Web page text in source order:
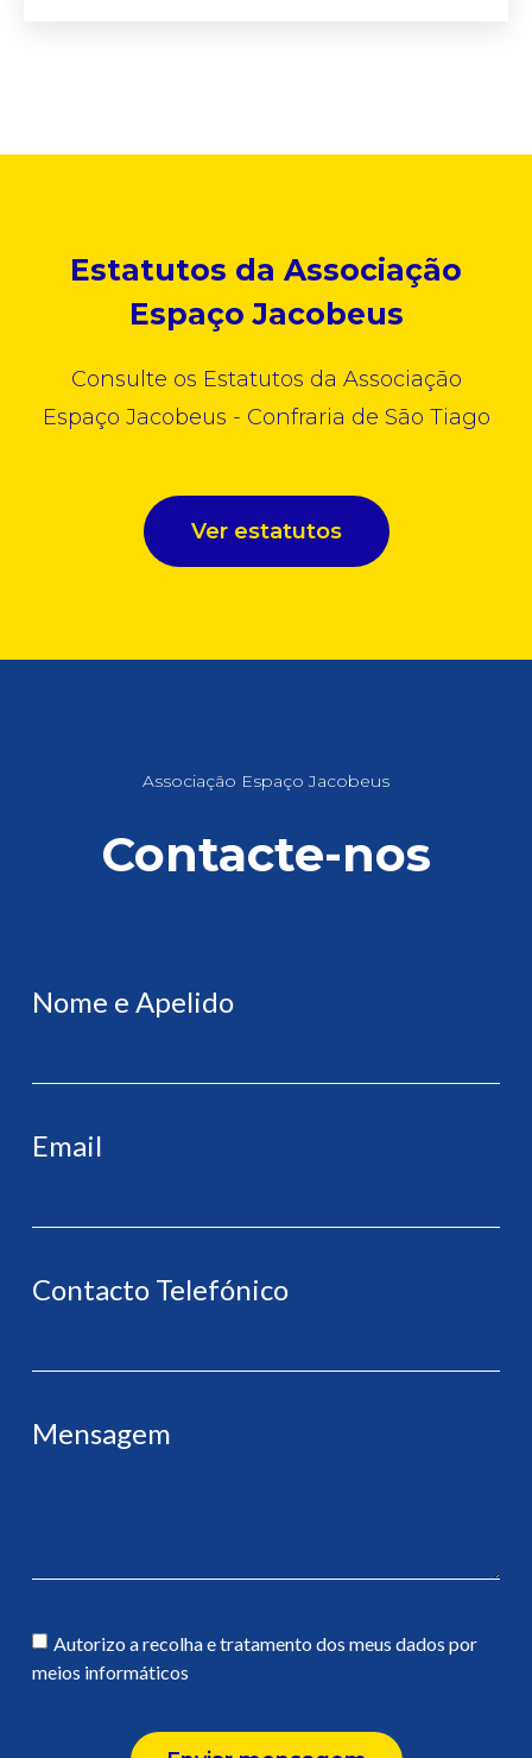
Estatutos da Associação
Espaço Jacobeus
Consulte os Estatutos da Associação
Espaço Jacobeus - Confraria de São Tiago
Ver estatutos
Associação Espaço Jacobeus
Contacte-nos
Nome e Apelido
Email
Contacto Telefónico
Mensagem
Autorizo a recolha e tratamento dos meus dados por
meios informáticos